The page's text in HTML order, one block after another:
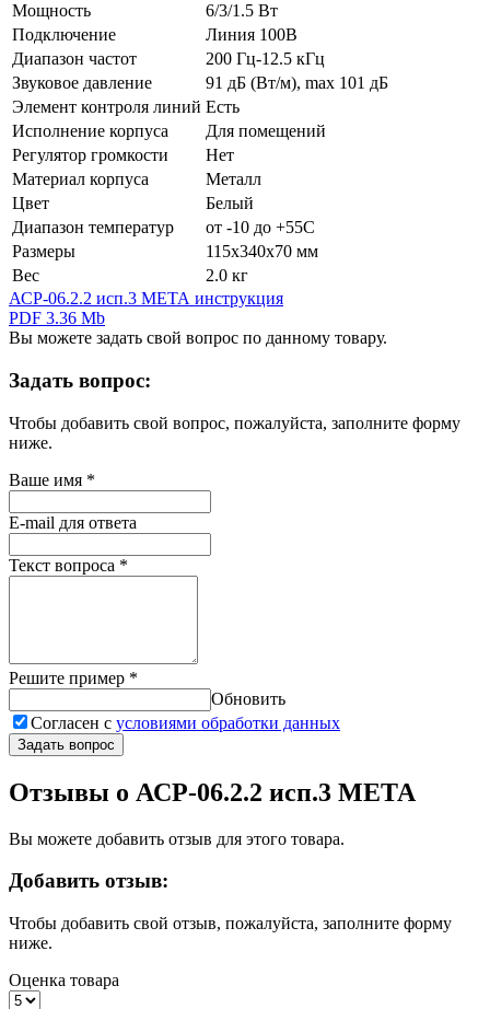
Мощность
6/3/1.5 Вт
Подключение
Линия 100В
Диапазон частот
200 Гц-12.5 кГц
Звуковое давление
91 дБ (Вт/м), max 101 дБ
Элемент контроля линий Есть
Исполнение корпуса
Для помещений
Регулятор громкости
Нет
Материал корпуса
Металл
Цвет
Белый
Диапазон температур
от -10 до +55С
Размеры
115х340х70 мм
Вес
2.0 кг
АСР-06.2.2 исп.3 МЕТА инструкция
PDF 3.36 Mb
Вы можете задать свой вопрос по данному товару.
Задать вопрос:
Чтобы добавить свой вопрос, пожалуйста, заполните форму
ниже.
Ваше имя *
E-mail для ответа
Текст вопроса *
Решите пример *
Обновить
Согласен с условиями обработки данных
Задать вопрос
Отзывы о АСР-06.2.2 исп.3 МЕТА
Вы можете добавить отзыв для этого товара.
Добавить отзыв:
Чтобы добавить свой отзыв, пожалуйста, заполните форму
ниже.
Оценка товара